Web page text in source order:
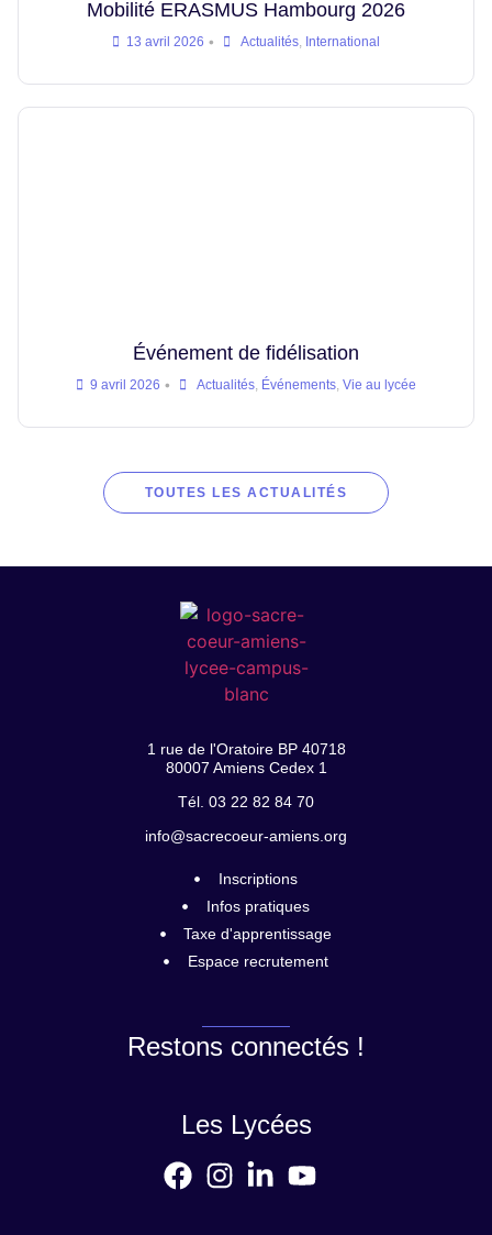
Mobilité ERASMUS Hambourg 2026
13 avril 2026 • Actualités, International
Événement de fidélisation
9 avril 2026 • Actualités, Événements, Vie au lycée
TOUTES LES ACTUALITÉS
1 rue de l'Oratoire BP 40718
80007 Amiens Cedex 1
Tél. 03 22 82 84 70
info@sacrecoeur-amiens.org
Inscriptions
Infos pratiques
Taxe d'apprentissage
Espace recrutement
Restons connectés !
Les Lycées